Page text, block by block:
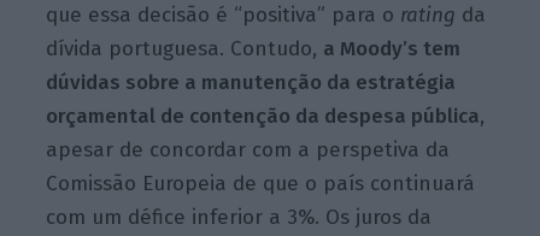
que essa decisão é “positiva” para o rating da
dívida portuguesa. Contudo, a Moody’s tem
dúvidas sobre a manutenção da estratégia
orçamental de contenção da despesa pública,
apesar de concordar com a perspetiva da
Comissão Europeia de que o país continuará
com um défice inferior a 3%. Os juros da